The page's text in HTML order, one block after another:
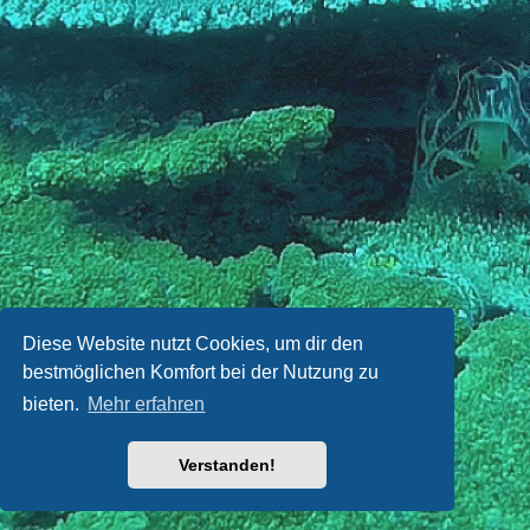
Diese Website nutzt Cookies, um dir den
bestmöglichen Komfort bei der Nutzung zu
bieten. Mehr erfahren
Verstanden!